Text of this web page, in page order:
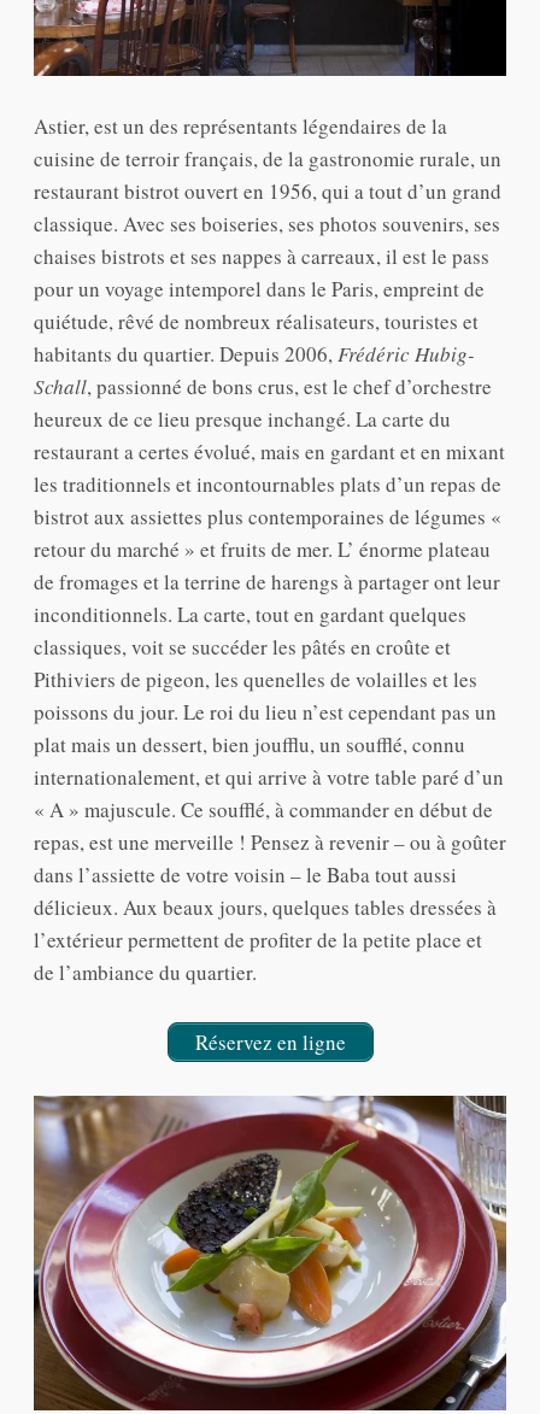
Astier, est un des représentants légendaires de la
cuisine de terroir français, de la gastronomie rurale, un
restaurant bistrot ouvert en 1956, qui a tout d’un grand
classique. Avec ses boiseries, ses photos souvenirs, ses
chaises bistrots et ses nappes à carreaux, il est le pass
pour un voyage intemporel dans le Paris, empreint de
quiétude, rêvé de nombreux réalisateurs, touristes et
habitants du quartier. Depuis 2006,Frédéric Hubig-
Schall, passionné de bons crus, est le chef d’orchestre
heureux de ce lieu presque inchangé. La carte du
restaurant a certes évolué, mais en gardant et en mixant
les traditionnels et incontournables plats d’un repas de
bistrot aux assiettes plus contemporaines de légumes «
retour du marché » et fruits de mer. L’ énorme plateau
de fromages et la terrine de harengs à partager ont leur
inconditionnels. La carte, tout en gardant quelques
classiques, voit se succéder les pâtés en croûte et
Pithiviers de pigeon, les quenelles de volailles et les
poissons du jour. Le roi du lieu n’est cependant pas un
plat mais un dessert, bien joufflu, un soufflé, connu
internationalement, et qui arrive à votre table paré d’un
« A » majuscule. Ce soufflé, à commander en début de
repas, est une merveille ! Pensez à revenir – ou à goûter
dans l’assiette de votre voisin – le Baba tout aussi
délicieux. Aux beaux jours, quelques tables dressées à
l’extérieur permettent de profiter de la petite place et
de l’ambiance du quartier.
Réservez en ligne